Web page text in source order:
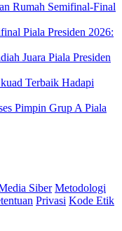
Rumah Semifinal-Final
Piala Presiden 2026:
Juara Piala Presiden
Terbaik Hadapi
Pimpin Grup A Piala
Siber Metodologi
Privasi Kode Etik